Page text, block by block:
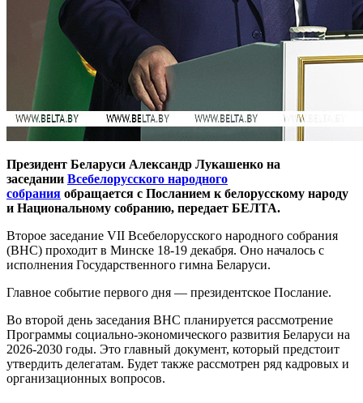
Президент Беларуси Александр Лукашенко на
заседании Всебелорусского народного
собрания обращается с Посланием к белорусскому народу
и Национальному собранию, передает БЕЛТА.
Второе заседание VII Всебелорусского народного собрания
(ВНС) проходит в Минске 18-19 декабря. Оно началось с
исполнения Государственного гимна Беларуси.
Главное событие первого дня — президентское Послание.
Во второй день заседания ВНС планируется рассмотрение
Программы социально-экономического развития Беларуси на
2026-2030 годы. Это главный документ, который предстоит
утвердить делегатам. Будет также рассмотрен ряд кадровых и
организационных вопросов.